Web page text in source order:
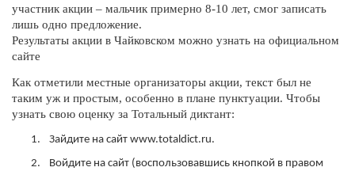
участник акции – мальчик примерно 8-10 лет, смог записать
лишь одно предложение.
Результаты акции в Чайковском можно узнать на официальном
сайте
Как отметили местные организаторы акции, текст был не
таким уж и простым, особенно в плане пунктуации. Чтобы
узнать свою оценку за Тотальный диктант:
1.​
Зайдите на сайт www.totaldict.ru.
2.​
Войдите на сайт (воспользовавшись кнопкой в правом